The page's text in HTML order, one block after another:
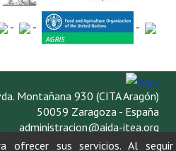
- - -
Montañana 930 (CITA Aragón)
50059 Zaragoza - España
administracion@aida-itea.org
976 716 305
ofrecer sus servicios. Al seguir